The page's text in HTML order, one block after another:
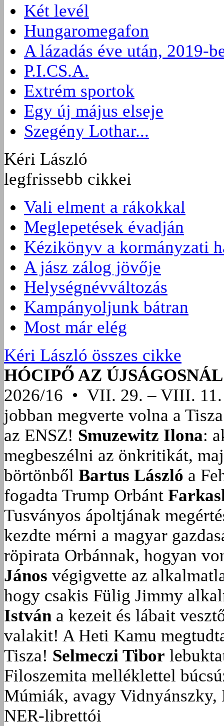
Két levél
Hungaromegafon
A lázadás éve után, 2019-
P.I.CS.A.
Extrém sportok
Egy új május elseje
Szegény Lothar...
Kéri László
legfrissebb cikkei
Vali elment a rákokkal
Meglepetések évadján
Kézikönyv a kormányzati
A jász zálog jövője
Helységnévváltozás
Kampányoljunk bátran
Most már elég
Kéri László összes cikke
HÓCIPŐ AZ ÚJSÁGOSNÁL
2026/16 • VII. 29. – VIII. 11.
jobban megverte volna a
az ENSZ! Smuzewitz Ilona:
megbeszélni az önkritikát,
börtönből Bartus László a
fogadta Trump Orbánt
Tusványos ápoltjának
kezdte mérni a magyar
röpirata Orbánnak, hogyan
János végigvette az
hogy csakis Fülig Jimmy
István a kezeit és lábait
valakit! A Heti Kamu
Tisza! Selmeczi Tibor
Filoszemita melléklettel
Múmiák, avagy Vidnyánszky,
NER-librettói